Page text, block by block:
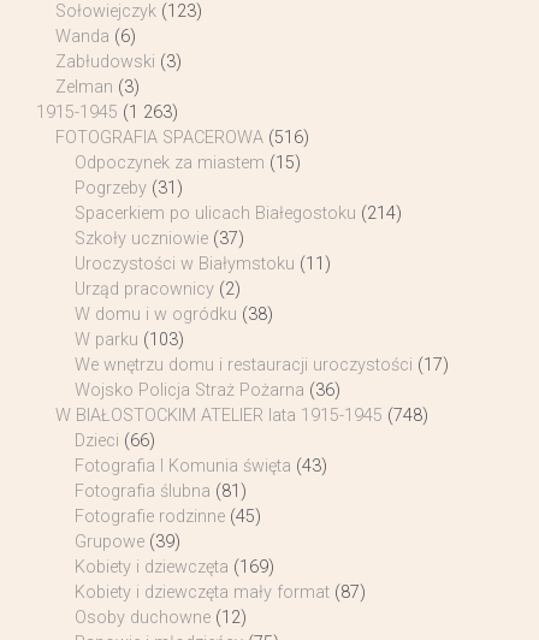
Sołowiejczyk (123)
Wanda (6)
Zabłudowski (3)
Zelman (3)
1915-1945 (1 263)
FOTOGRAFIA SPACEROWA (516)
Odpoczynek za miastem (15)
Pogrzeby (31)
Spacerkiem po ulicach Białegostoku (214)
Szkoły uczniowie (37)
Uroczystości w Białymstoku (11)
Urząd pracownicy (2)
W domu i w ogródku (38)
W parku (103)
We wnętrzu domu i restauracji uroczystości (17)
Wojsko Policja Straż Pożarna (36)
W BIAŁOSTOCKIM ATELIER lata 1915-1945 (748)
Dzieci (66)
Fotografia I Komunia święta (43)
Fotografia ślubna (81)
Fotografie rodzinne (45)
Grupowe (39)
Kobiety i dziewczęta (169)
Kobiety i dziewczęta mały format (87)
Osoby duchowne (12)